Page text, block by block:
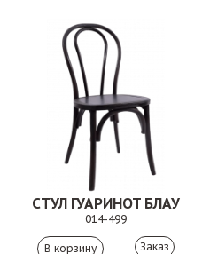
СТУЛ ГУАРИНОТ БЛАУ
014-499
Заказ